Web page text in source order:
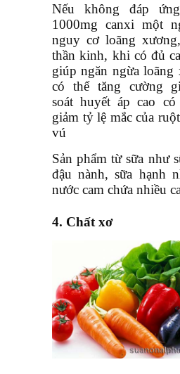
Nếu không đáp
1000mg canxi một
nguy cơ loãng
thần kinh, khi có đủ
giúp ngăn ngừa
có thể tăng cường
soát huyết áp cao
giảm tỷ lệ mắc của
vú
Sản phẩm từ sữa như
đậu nành, sữa hạnh
nước cam chứa nhiều
4. Chất xơ